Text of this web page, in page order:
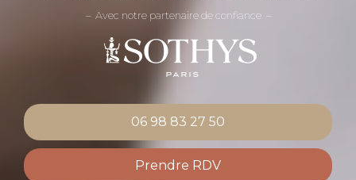
Avec notre partenaire de confiance
06 98 83 27 50
Prendre RDV